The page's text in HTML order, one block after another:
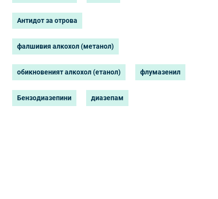
Антидот за отрова
фалшивия алкохол (метанол)
обикновеният алкохол (етанол) флумазенил
Бензодиазепини диазепам